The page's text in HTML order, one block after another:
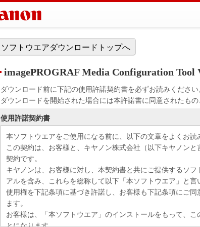
ソフトウエアダウンロードトップへ
imagePROGRAF Media Configuration Tool
ダウンロード前に下記の使用許諾契約書を必ずお読みください
ダウンロードを開始された場合には本許諾書に同意されたもの
使用許諾契約書
本ソフトウエアをご使用になる前に、以下の文章をよくお読
この契約は、お客様と、キヤノン株式会社（以下キヤノンと
契約です。
キヤノンは、お客様に対し、本契約書と共にご提供するソフ
アルを含み、これらを総称して以下「本ソフトウエア」と言
使用権を下記条項に基づき許諾し、お客様も下記条項にご同
ます。
お客様は、「本ソフトウエア」のインストールをもって、こ
とになります。